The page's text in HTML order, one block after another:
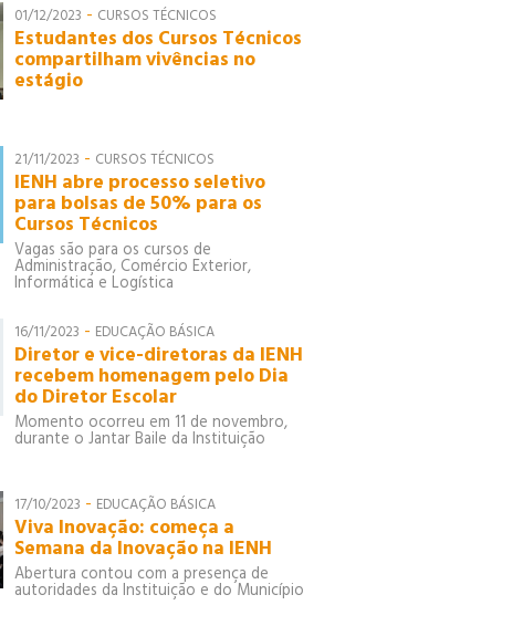
01/12/2023 - CURSOS TÉCNICOS
Estudantes dos Cursos Técnicos
compartilham vivências no
estágio
21/11/2023 - CURSOS TÉCNICOS
IENH abre processo seletivo
para bolsas de 50% para os
Cursos Técnicos
Vagas são para os cursos de
Administração, Comércio Exterior,
Informática e Logística
16/11/2023 - EDUCAÇÃO BÁSICA
Diretor e vice-diretoras da IENH
recebem homenagem pelo Dia
do Diretor Escolar
Momento ocorreu em 11 de novembro,
durante o Jantar Baile da Instituição
17/10/2023 - EDUCAÇÃO BÁSICA
Viva Inovação: começa a
Semana da Inovação na IENH
Abertura contou com a presença de
autoridades da Instituição e do Município